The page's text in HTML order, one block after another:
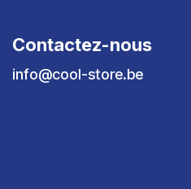
Contactez-nous
info@cool-store.be